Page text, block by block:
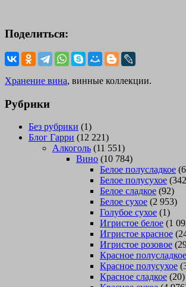
Поделиться:
Хранение вина, винные коллекции.
Рубрики
Без рубрики (1)
Блог Гарри (12 221)
Алкоголь (11 551)
Вино (10 784)
Белое полусладкое
Белое полусухое
Белое сладкое (92)
Белое сухое (2 953)
Голубое сухое (1)
Игристое белое (1
Игристое красное
Игристое розовое
Красное полусладкое
Красное полусухое
Красное сладкое (20)